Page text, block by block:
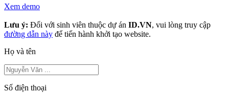
Xem demo
Lưu ý: Đối với sinh viên thuộc dự án ID.VN, vui lòng truy cập
đường dẫn này để tiến hành khởi tạo website.
Họ và tên
Số điện thoại